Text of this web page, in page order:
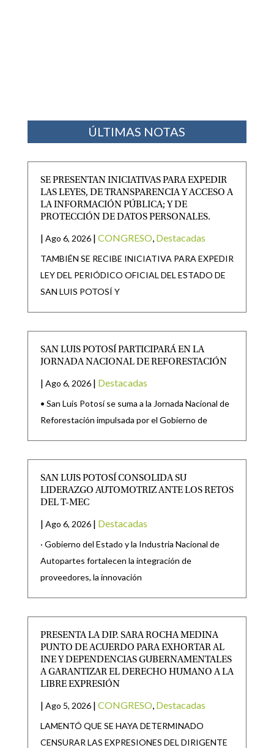
ÚLTIMAS NOTAS
SE PRESENTAN INICIATIVAS PARA EXPEDIR
LAS LEYES, DE TRANSPARENCIA Y ACCESO A
LA INFORMACIÓN PÚBLICA; Y DE
PROTECCIÓN DE DATOS PERSONALES.
| Ago 6, 2026 | CONGRESO Destacadas
TAMBIÉN SE RECIBE INICIATIVA PARA EXPEDIR
LEY DEL PERIÓDICO OFICIAL DEL ESTADO DE
SAN LUIS POTOSÍ Y
SAN LUIS POTOSÍ PARTICIPARÁ EN LA
JORNADA NACIONAL DE REFORESTACIÓN
| Ago 6, 2026 | Destacadas
• San Luis Potosí se suma a la Jornada Nacional de
Reforestación impulsada por el Gobierno de
SAN LUIS POTOSÍ CONSOLIDA SU
LIDERAZGO AUTOMOTRIZ ANTE LOS RETOS
DEL T-MEC
| Ago 6, 2026 | Destacadas
· Gobierno del Estado y la Industria Nacional de
Autopartes fortalecen la integración de
proveedores, la innovación
PRESENTA LA DIP. SARA ROCHA MEDINA
PUNTO DE ACUERDO PARA EXHORTAR AL
INE Y DEPENDENCIAS GUBERNAMENTALES
A GARANTIZAR EL DERECHO HUMANO A LA
LIBRE EXPRESIÓN
| Ago 5, 2026 | CONGRESO Destacadas
LAMENTÓ QUE SE HAYA DETERMINADO
CENSURAR LAS EXPRESIONES DEL DIRIGENTE